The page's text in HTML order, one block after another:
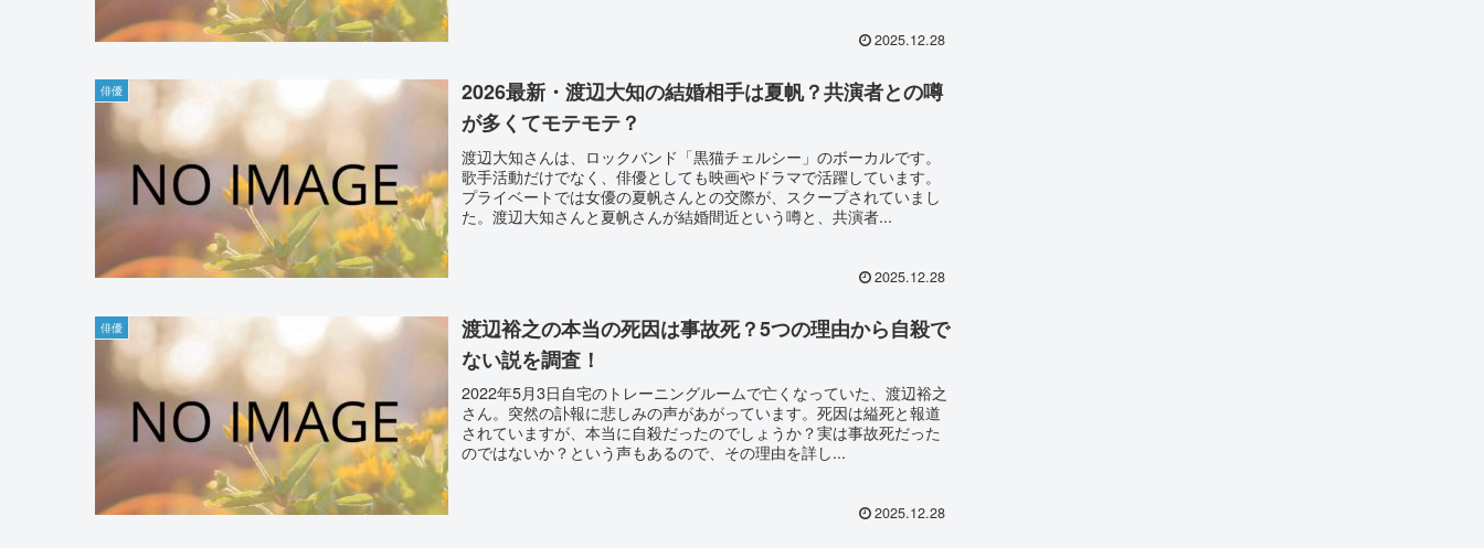
2025.12.28
俳優
2026最新・渡辺大知の結婚相手は夏帆？共演者との噂
が多くてモテモテ？
渡辺大知さんは、ロックバンド「黒猫チェルシー」のボーカルです。
歌手活動だけでなく、俳優としても映画やドラマで活躍しています。
プライベートでは女優の夏帆さんとの交際が、スクープされていまし
た。渡辺大知さんと夏帆さんが結婚間近という噂と、共演者...
2025.12.28
俳優
渡辺裕之の本当の死因は事故死？5つの理由から自殺で
ない説を調査！
2022年5月3日自宅のトレーニングルームで亡くなっていた、渡辺裕之
さん。突然の訃報に悲しみの声があがっています。死因は縊死と報道
されていますが、本当に自殺だったのでしょうか？実は事故死だった
のではないか？という声もあるので、その理由を詳し...
2025.12.28